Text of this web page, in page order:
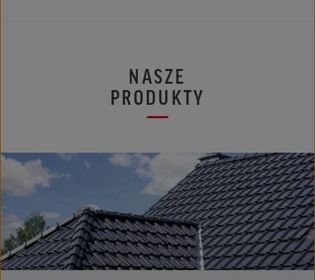
NASZE
PRODUKTY